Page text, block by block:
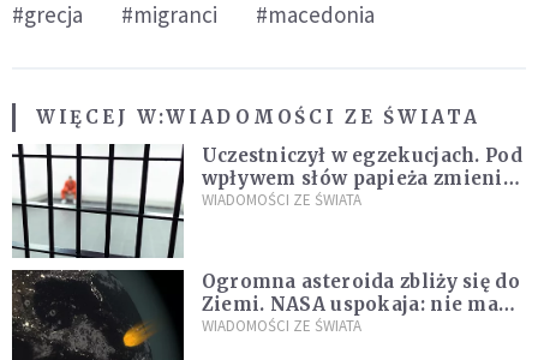
#grecja #migranci #macedonia
WIĘCEJ W:WIADOMOŚCI ZE ŚWIATA
Uczestniczył w egzekucjach. Pod
wpływem słów papieża zmienił
zdanie
WIADOMOŚCI ZE ŚWIATA
Ogromna asteroida zbliży się do
Ziemi. NASA uspokaja: nie ma
zagrożenia
WIADOMOŚCI ZE ŚWIATA